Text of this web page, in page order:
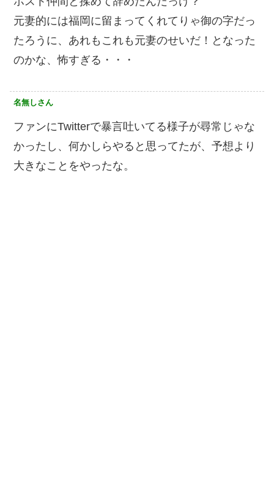
元妻的には福岡に留まってくれてりゃ御の字だっ
たろうに、あれもこれも元妻のせいだ！となった
のかな、怖すぎる・・・
名無しさん
ファンにTwitterで暴言吐いてる様子が尋常じゃな
かったし、何かしらやると思ってたが、予想より
大きなことをやったな。